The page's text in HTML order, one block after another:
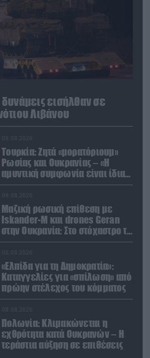
δυνάμεις εισήλθαν σε
Λιβάνου
Τουρκία: Ζητά «μορατόριουμ»
Ρωσίας και Ουκρανίας – «Η
αμυντική συμφωνία είναι ίδια
με το άρθρο 5 του ΝΑΤΟ» (upd)
Μαζική ρωσική επίθεση με
Iskander-M και drones Geran
στην Ουκρανία: Στο στόχαστρο το
εργοστάσιο των Flamingo
«Ελπίδα για τη Δημοκρατία»:
Καταγγελίες για «σπίλωση» από
πρώην στέλεχος του κόμματος
Πολωνία: Κλιμακώνεται η
εχθρότητα κατά Ουκρανών – Η
τεράστια αύξηση σε επιθέσεις